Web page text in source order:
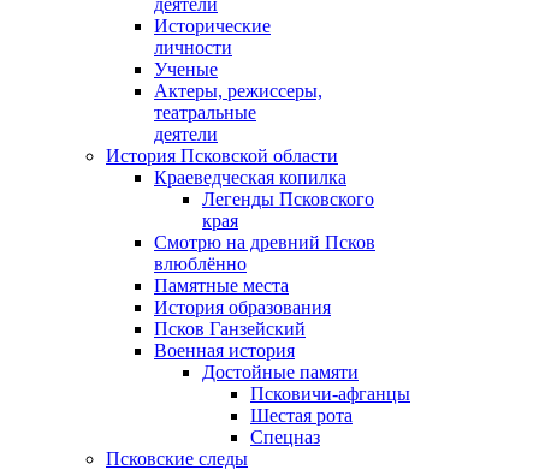
деятели
Исторические
личности
Ученые
Актеры, режиссеры,
театральные
деятели
История Псковской области
Краеведческая копилка
Легенды Псковского
края
Смотрю на древний Псков
влюблённо
Памятные места
История образования
Псков Ганзейский
Военная история
Достойные памяти
Псковичи-афганцы
Шестая рота
Спецназ
Псковские следы